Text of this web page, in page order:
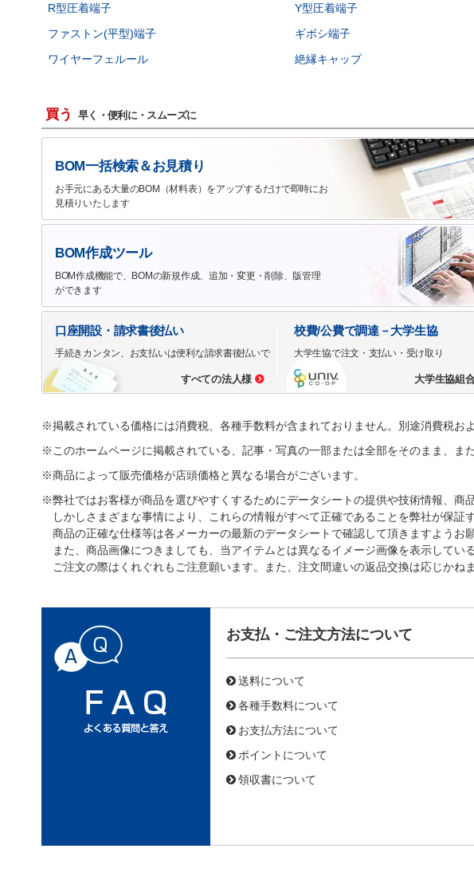
R型圧着端子 Y型圧着端子
ファストン(平型)端子
ギボシ端子
ワイヤーフェルール
絶縁キャップ
買う 早く・便利に・スムーズに
BOM一括検索＆お見積り
お手元にある大量のBOM（材料表）をアップするだけで即時にお
見積りいたします
BOM作成ツール
BOM作成機能で、BOMの新規作成、追加・変更・削除、版管理
ができます
口座開設・請求書後払い
手続きカンタン、お支払いは便利な請求書後払いで
すべての法人様
校費/公費で調達－大学生協
大学生協で注文・支払い・受け取り
大学生協組
※掲載されている価格には消費税、各種手数料が含まれておりません。別途消費税お
※このホームページに掲載されている、記事・写真の一部または全部をそのまま、ま
※商品によって販売価格が店頭価格と異なる場合がございます。
※弊社ではお客様が商品を選びやすくするためにデータシートの提供や技術情報、商
しかしさまざまな事情により、これらの情報がすべて正確であることを弊社が保証
商品の正確な仕様等は各メーカーの最新のデータシートで確認して頂きますようお
また、商品画像につきましても、当アイテムとは異なるイメージ画像を表示してい
ご注文の際はくれぐれもご注意願います。また、注文間違いの返品交換は応じかね
お支払・ご注文方法について
送料について
各種手数料について
お支払方法について
ポイントについて
領収書について